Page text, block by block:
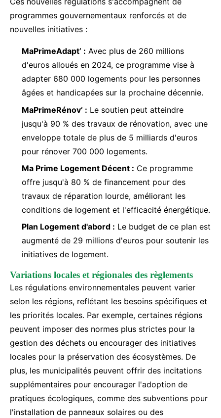
programmes gouvernementaux renforcés et de
nouvelles initiatives :
MaPrimeAdapt’ : Avec plus de 260 millions
d'euros alloués en 2024, ce programme vise à
adapter 680 000 logements pour les personnes
âgées et handicapées sur la prochaine décennie.
MaPrimeRénov’ : Le soutien peut atteindre
jusqu'à 90 % des travaux de rénovation, avec une
enveloppe totale de plus de 5 milliards d'euros
pour rénover 700 000 logements.
Ma Prime Logement Décent : Ce programme
offre jusqu'à 80 % de financement pour des
travaux de réparation lourde, améliorant les
conditions de logement et l'efficacité énergétique.
Plan Logement d'abord : Le budget de ce plan est
augmenté de 29 millions d'euros pour soutenir les
initiatives de logement.
Variations locales et régionales des règlements
Les régulations environnementales peuvent varier
selon les régions, reflétant les besoins spécifiques et
les priorités locales. Par exemple, certaines régions
peuvent imposer des normes plus strictes pour la
gestion des déchets ou encourager des initiatives
locales pour la préservation des écosystèmes. De
plus, les municipalités peuvent offrir des incitations
supplémentaires pour encourager l'adoption de
pratiques écologiques, comme des subventions pour
l'installation de panneaux solaires ou des